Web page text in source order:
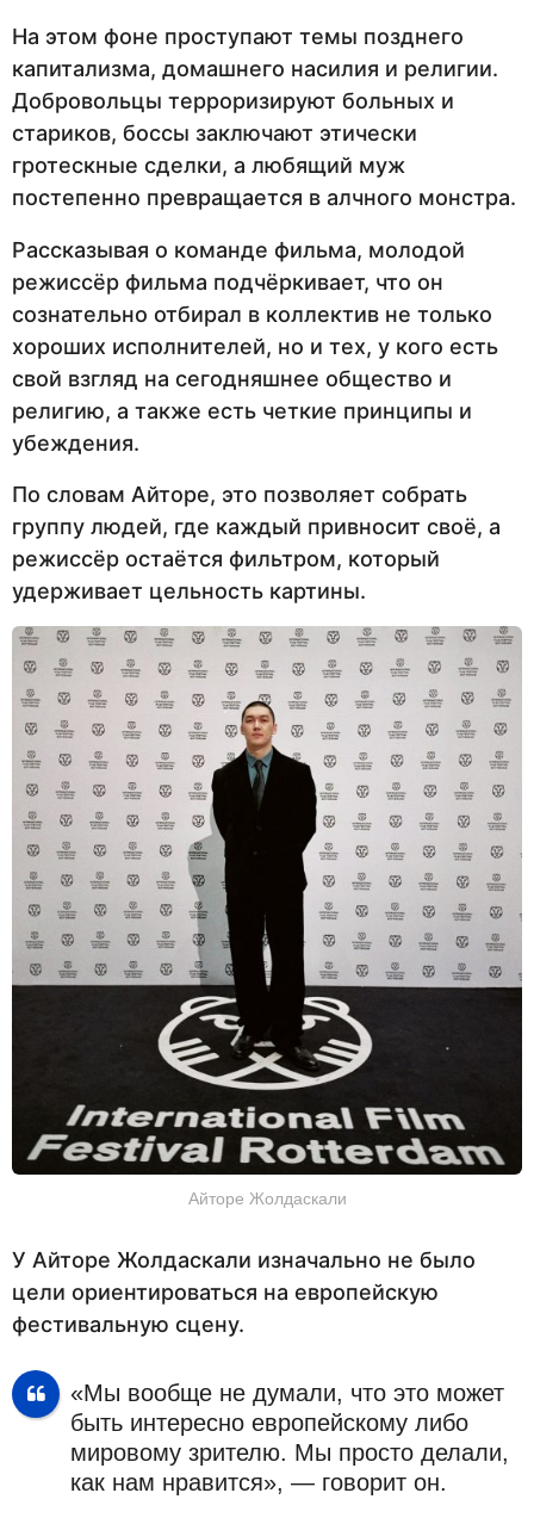
На этом фоне проступают темы позднего
капитализма, домашнего насилия и религии.
Добровольцы терроризируют больных и
стариков, боссы заключают этически
гротескные сделки, а любящий муж
постепенно превращается в алчного монстра.
Рассказывая о команде фильма, молодой
режиссёр фильма подчёркивает, что он
сознательно отбирал в коллектив не только
хороших исполнителей, но и тех, у кого есть
свой взгляд на сегодняшнее общество и
религию, а также есть четкие принципы и
убеждения.
По словам Айторе, это позволяет собрать
группу людей, где каждый привносит своё, а
режиссёр остаётся фильтром, который
удерживает цельность картины.
Айторе Жолдаскали
У Айторе Жолдаскали изначально не было
цели ориентироваться на европейскую
фестивальную сцену.
«Мы вообще не думали, что это может
быть интересно европейскому либо
мировому зрителю. Мы просто делали,
как нам нравится», — говорит он.